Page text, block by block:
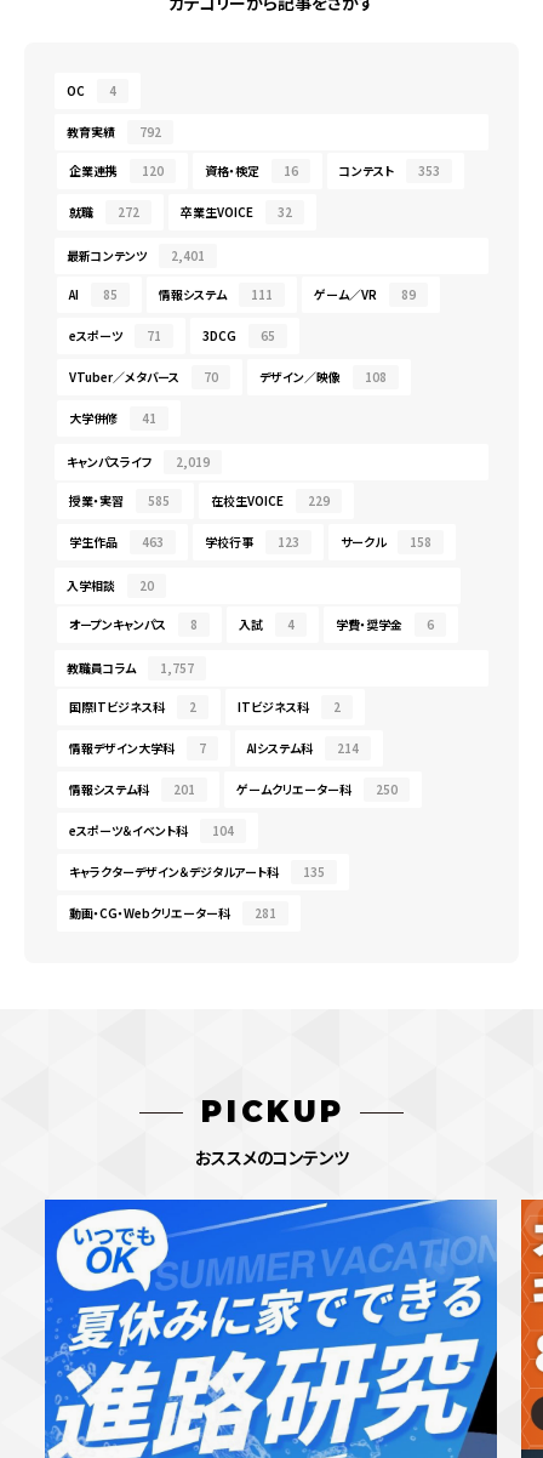
OC 4
教育実績 792
企業連携 120 資格・検定 16 コンテスト 353
就職 272 卒業生VOICE 32
最新コンテンツ 2,401
AI 85 情報システム 111 ゲーム／VR 89
eスポーツ 71 3DCG 65
VTuber／メタバース 70 デザイン／映像 108
大学併修 41
キャンパスライフ 2,019
授業・実習 585 在校生VOICE 229
学生作品 463 学校行事 123 サークル 158
入学相談 20
オープンキャンパス 8 入試 4 学費・奨学金 6
教職員コラム 1,757
国際ITビジネス科 2 ITビジネス科 2
情報デザイン大学科 7 AIシステム科 214
情報システム科 201 ゲームクリエーター科 250
eスポーツ＆イベント科 104
キャラクターデザイン＆デジタルアート科 135
動画・CG・Webクリエーター科 281
PICKUP
おススメのコンテンツ